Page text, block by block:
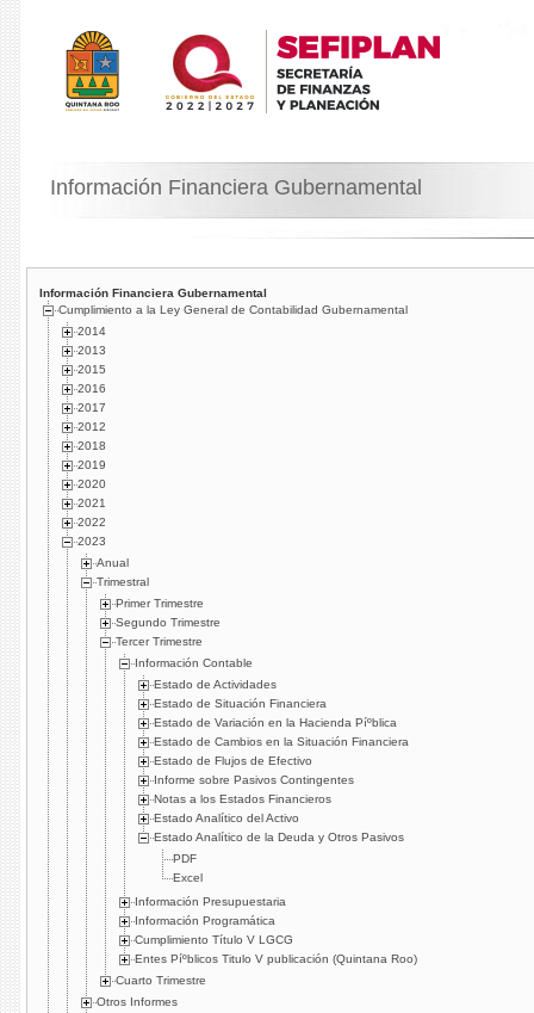
Información Financiera Gubernamental
Información Financiera Gubernamental
Cumplimiento a la Ley General de Contabilidad Gubernamental
2014
2013
2015
2016
2017
2012
2018
2019
2020
2021
2022
2023
Anual
Trimestral
Primer Trimestre
Segundo Trimestre
Tercer Trimestre
Información Contable
Estado de Actividades
Estado de Situación Financiera
Estado de Variación en la Hacienda Píºblica
Estado de Cambios en la Situación Financiera
Estado de Flujos de Efectivo
Informe sobre Pasivos Contingentes
Notas a los Estados Financieros
Estado Analí­tico del Activo
Estado Analí­tico de la Deuda y Otros Pasivos
PDF
Excel
Información Presupuestaria
Información Programática
Cumplimiento Tí­tulo V LGCG
Entes Píºblicos Titulo V publicación (Quintana Roo)
Cuarto Trimestre
Otros Informes